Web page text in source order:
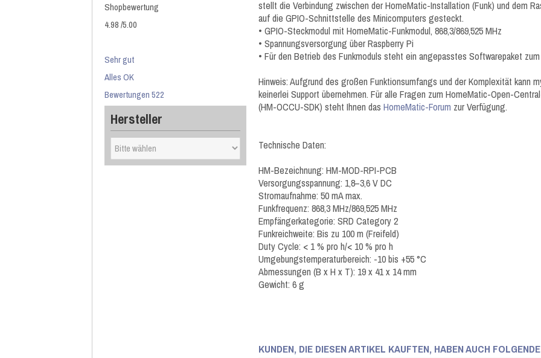
Shopbewertung
4.98/5.00
Sehr gut
Alles OK
Bewertungen 522
Hersteller
stellt die Verbindung zwischen der HomeMatic-Installation (Funk) und dem
auf die GPIO-Schnittstelle des Minicomputers gesteckt.
• GPIO-Steckmodul mit HomeMatic-Funkmodul, 868,3/869,525 MHz
• Spannungsversorgung über Raspberry Pi
• Für den Betrieb des Funkmoduls steht ein angepasstes Softwarepaket
Hinweis: Aufgrund des großen Funktionsumfangs und der Komplexität kann
keinerlei Support übernehmen. Für alle Fragen zum HomeMatic-Open-
(HM-OCCU-SDK) steht Ihnen das HomeMatic-Forum zur Verfügung.
Technische Daten:
HM-Bezeichnung: HM-MOD-RPI-PCB
Versorgungsspannung: 1,8–3,6 V DC
Stromaufnahme: 50 mA max.
Funkfrequenz: 868,3 MHz/869,525 MHz
Empfängerkategorie: SRD Category 2
Funkreichweite: Bis zu 100 m (Freifeld)
Duty Cycle: < 1 % pro h/< 10 % pro h
Umgebungstemperaturbereich: -10 bis +55 °C
Abmessungen (B x H x T): 19 x 41 x 14 mm
Gewicht: 6 g
KUNDEN, DIE DIESEN ARTIKEL KAUFTEN, HABEN AUCH